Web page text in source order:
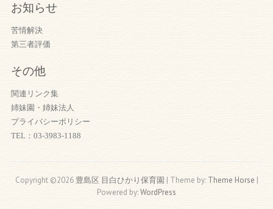
お知らせ
苦情解決
第三者評価
その他
関連リンク集
姉妹園・姉妹法人
プライバシーポリシー
TEL：03-3983-1188
Copyright ©2026 豊島区 目白ひかり保育園 | Theme by: Theme Horse |
Powered by:WordPress